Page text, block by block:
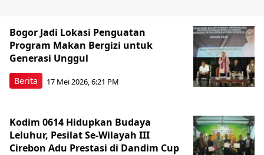
Berita
Bogor Jadi Lokasi Penguatan
Program Makan Bergizi untuk
Generasi Unggul
17 Mei 2026, 6:21 PM
Kodim 0614 Hidupkan Budaya
Leluhur, Pesilat Se-Wilayah III
Cirebon Adu Prestasi di Dandim Cup